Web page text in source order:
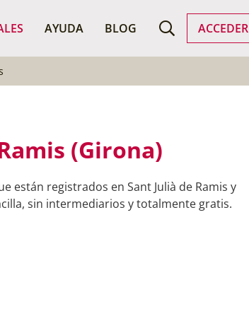
AYUDA BLOG ACCEDER
BUSCAR PROFESIONALES
(Girona)
están registrados en Sant Julià de Ramis y
sin intermediarios y totalmente gratis.